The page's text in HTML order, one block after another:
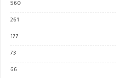
560
261
177
73
66